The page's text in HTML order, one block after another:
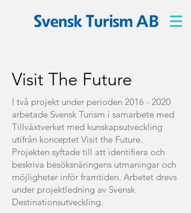
Visit The Future
I två projekt under perioden 2016 - 2020
arbetade Svensk Turism i samarbete med
Tillväxtverket med kunskapsutveckling
utifrån konceptet Visit the Future.
Projekten syftade till att identifiera och
beskriva besöksnäringens utmaningar och
möjligheter inför framtiden. Arbetet drevs
under projektledning av Svensk
Destinationsutveckling.